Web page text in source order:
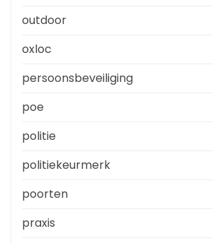
outdoor
oxloc
persoonsbeveiliging
poe
politie
politiekeurmerk
poorten
praxis